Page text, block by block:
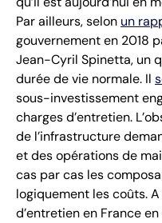
Par ailleurs, selon un
gouvernement en 2018
Jean-Cyril Spinetta, un
durée de vie normale. Il
sous-investissement
charges d’entretien.
de l’infrastructure
et des opérations de
cas par cas les
logiquement les coûts.
d’entretien en France